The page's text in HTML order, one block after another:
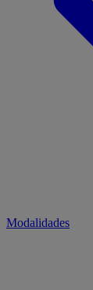
Modalidades